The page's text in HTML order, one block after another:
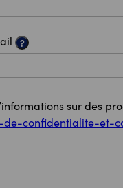
?
sur des
confidentialite-et-